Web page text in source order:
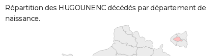
Répartition des HUGOUNENC décédés par département de
naissance.